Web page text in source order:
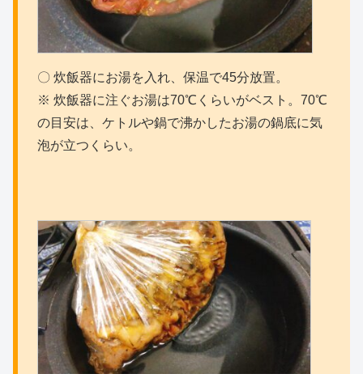
〇 炊飯器にお湯を入れ、保温で45分放置。
※ 炊飯器に注ぐお湯は70℃くらいがベスト。70℃
の目安は、ケトルや鍋で沸かしたお湯の鍋底に気
泡が立つくらい。